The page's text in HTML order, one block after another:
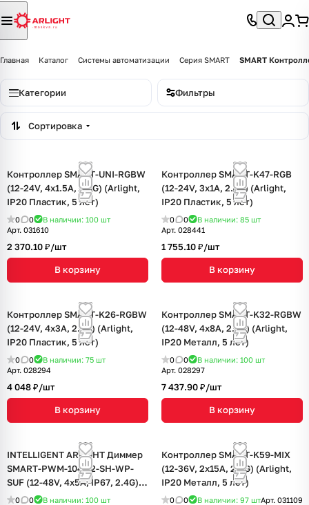
Главная Каталог Системы автоматизации Серия SMART SMART
Категории Фильтры
Сортировка
Контроллер SMART-UNI-RGBW
(12-24V, 4x1.5A, 2.4G) (Arlight,
IP20 Пластик, 5 лет)
0 0 В наличии: 100 шт
Арт. 031610
2 370.10 ₽/шт
В корзину
Контроллер SMART-K47-RGB
(12-24V, 3x1A, 2.4G) (Arlight,
IP20 Пластик, 5 лет)
0 0 В наличии: 85 шт
Арт. 028441
1 755.10 ₽/шт
В корзину
Контроллер SMART-K26-RGBW
(12-24V, 4x3A, 2.4G) (Arlight,
IP20 Пластик, 5 лет)
0 0 В наличии: 75 шт
Арт. 028294
4 048 ₽/шт
В корзину
Контроллер SMART-K32-RGBW
(12-48V, 4x8A, 2.4G) (Arlight,
IP20 Металл, 5 лет)
0 0 В наличии: 100 шт
Арт. 028297
7 437.90 ₽/шт
В корзину
INTELLIGENT ARLIGHT Диммер
SMART-PWM-104-72-SH-WP-
SUF (12-48V, 4x5A, IP67, 2.4G)
(IARL, Контроллер)
0 0 В наличии: 100 шт
Контроллер SMART-K59-MIX
(12-36V, 2x15A, 2.4G) (Arlight,
IP20 Металл, 5 лет)
0 0 В наличии: 97 штАрт. 031109